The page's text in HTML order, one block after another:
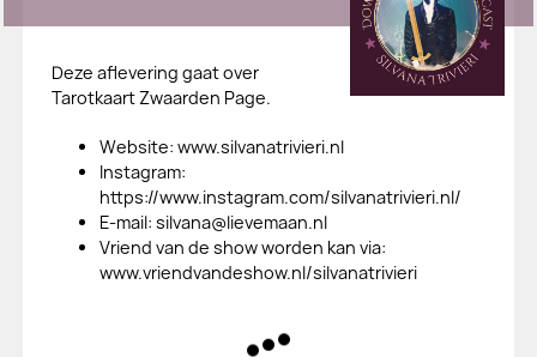
Deze aflevering gaat over
Tarotkaart Zwaarden Page.
​Website: www.silvanatrivieri.nl
​Instagram:
https://www.instagram.com/silvanatrivieri.nl/
​E-mail: silvana@lievemaan.nl
​Vriend van de show worden kan via:
www.vriendvandeshow.nl/silvanatrivieri